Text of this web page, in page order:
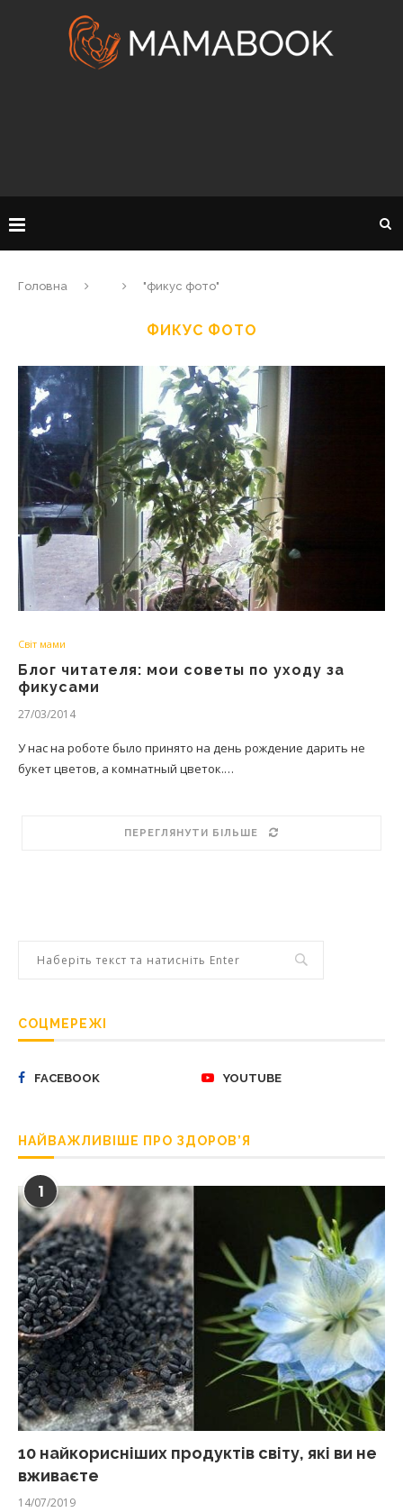
Головна "фикус фото"
ФИКУС ФОТО
Світ мами
Блог читателя: мои советы по уходу за
фикусами
27/03/2014
У нас на роботе было принято на день рождение дарить не
букет цветов, а комнатный цветок.…
ПЕРЕГЛЯНУТИ БІЛЬШЕ
СОЦМЕРЕЖІ
FACEBOOK YOUTUBE
НАЙВАЖЛИВІШЕ ПРО ЗДОРОВ’Я
1
10 найкорисніших продуктів світу, які ви не
вживаєте
14/07/2019